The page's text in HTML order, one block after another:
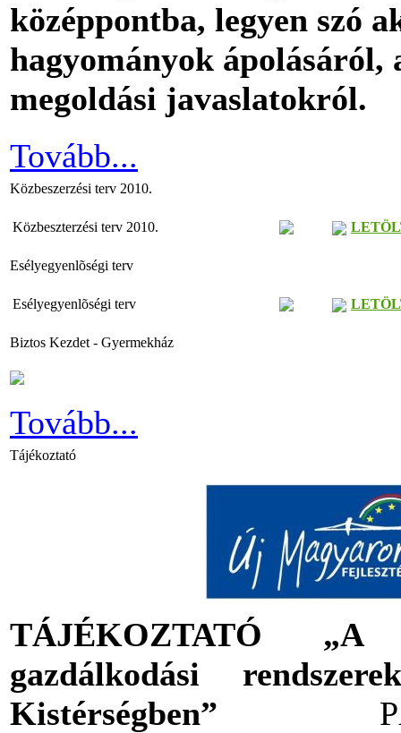
középpontba, legyen szó
hagyományok ápolásáról,
megoldási javaslatokról.
Tovább...
Közbeszerzési terv 2010.
Közbeszterzési terv 2010.
Esélyegyenlõségi terv
Esélyegyenlõségi terv
Biztos Kezdet - Gyermekház
Tovább...
Tájékoztató
TÁJÉKOZTATÓ „A
gazdálkodási
Kistérségben”